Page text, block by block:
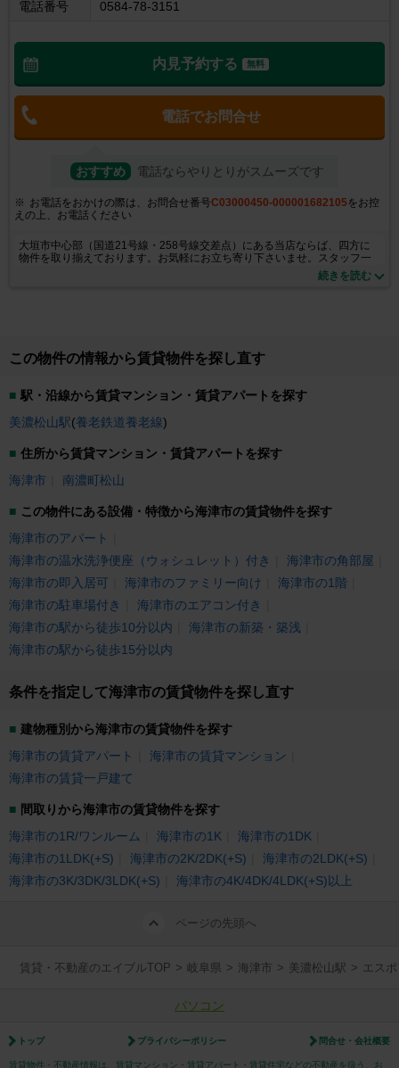
電話番号 0584-78-3151
内見予約する 無料
電話でお問合せ
おすすめ 電話ならやりとりがスムーズです
お電話をおかけの際は、お問合せ番号C03000450-000001682105 をお控
えの上、お電話ください
大垣市中心部（国道21号線・258号線交差点）にある当店ならば、四方に
物件を取り揃えております。お気軽にお立ち寄り下さいませ。スタッフ一
同皆様のご来店、心よりお待ち申し上げております。★ご自宅までの送迎
可能★お気軽にお申し付け下さい♪※エリアや予約状況による為、都度ご確
続きを読む
この物件の情報から賃貸物件を探し直す
駅・沿線から賃貸マンション・賃貸アパートを探す
美濃松山駅(養老鉄道養老線)
住所から賃貸マンション・賃貸アパートを探す
海津市
南濃町松山
この物件にある設備・特徴から海津市の賃貸物件を探す
海津市のアパート
海津市の温水洗浄便座（ウォシュレット）付き
海津市の角部屋
海津市の即入居可
海津市のファミリー向け
海津市の1階
海津市の駐車場付き
海津市のエアコン付き
海津市の駅から徒歩10分以内
海津市の新築・築浅
海津市の駅から徒歩15分以内
条件を指定して海津市の賃貸物件を探し直す
建物種別から海津市の賃貸物件を探す
海津市の賃貸アパート
海津市の賃貸マンション
海津市の賃貸一戸建て
間取りから海津市の賃貸物件を探す
海津市の1R/ワンルーム
海津市の1K
海津市の1DK
海津市の1LDK(+S)
海津市の2K/2DK(+S)
海津市の2LDK(+S)
海津市の3K/3DK/3LDK(+S)
海津市の4K/4DK/4LDK(+S)以上
ページの先頭へ
賃貸・不動産のエイブルTOP > 岐阜県 > 海津市 > 美濃松山駅 > エス
パソコン
トップ プライバシーポリシー 問合せ・会社概要
賃貸物件・不動産情報は、賃貸マンション・賃貸アパート・賃貸住宅などの不動産を扱う、お